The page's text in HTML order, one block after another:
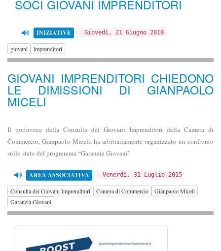
SOCI GIOVANI IMPRENDITORI
INIZIATIVE Giovedì, 21 Giugno 2018
giovani imprenditori
GIOVANI IMPRENDITORI CHIEDONO
LE DIMISSIONI DI GIANPAOLO
MICELI
Il portavoce della Consulta dei Giovani Imprenditori della Camera di
Commercio, Gianpaolo Miceli, ha arbitrariamente organizzato un confronto
sullo stato del programma “Garanzia Giovani”
AREA ASSOCIATIVA Venerdì, 31 Luglio 2015
Consulta dei Giovani Imprenditori Camera di Commercio
Gianpaolo Miceli
Garanzia Giovani